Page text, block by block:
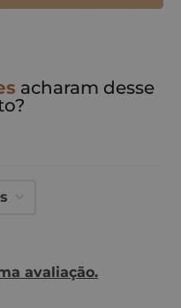
acharam desse
avaliação.